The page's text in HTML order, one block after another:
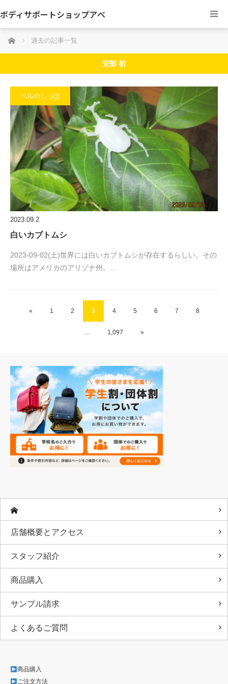
ボディサポートショップアベ
ホーム 過去の記事一覧
安部 初
ベルのしっぽ
2023.09.2
白いカブトムシ
2023-09-02(土)世界には白いカブトムシが存在するらしい。その
場所はアメリカのアリゾナ州。…
« 1 2 3 4 5 6 7 8
1,097 »
店舗概要とアクセス
スタッフ紹介
商品購入
サンプル請求
よくあるご質問
商品購入
ご注文方法